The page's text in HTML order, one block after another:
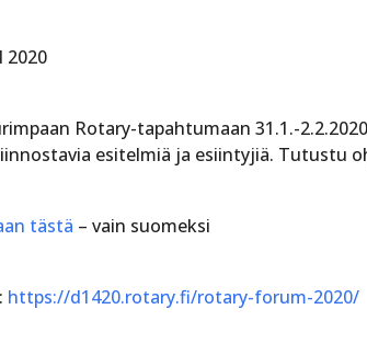
2020
Rotary-tapahtumaan 31.1.-
esitelmiä ja esiintyjiä. Tutustu
tästä – vain suomeksi
https://d1420.rotary.fi/rotary-forum-2020/